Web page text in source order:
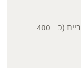
1 חבילת עלי תרד / מנגולד קצוצים טריים (כ – 400